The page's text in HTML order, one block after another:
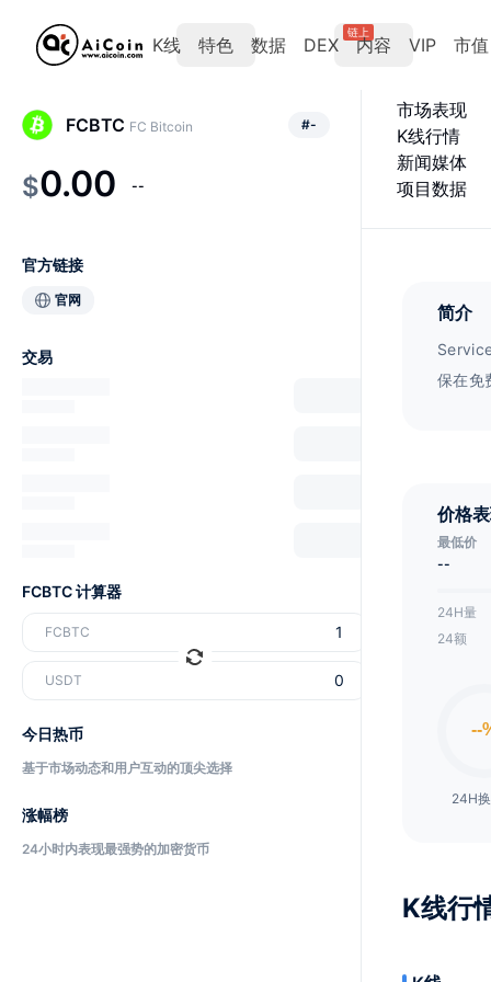
K线 特色 数据 DEX
链上
内容 VIP 市值
市场表现
K线行情
新闻媒体
项目数据
简介
保在免
价格
最低价
--
24H量
24额
24H
K线行
FCBTC FC Bitcoin #-
$0.00 --
官方链接
官网
交易
FCBTC 计算器
FCBTC
USDT
今日热币
基于市场动态和用户互动的顶尖选择
涨幅榜
24小时内表现最强势的加密货币